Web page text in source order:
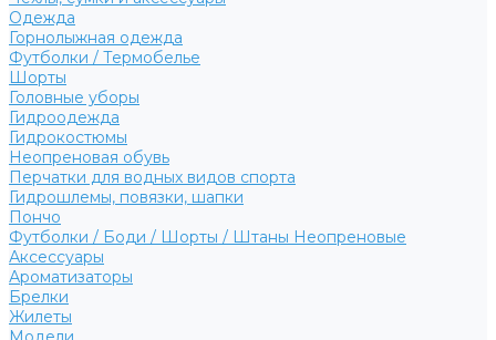
Одежда
Горнолыжная одежда
Футболки / Термобелье
Шорты
Головные уборы
Гидроодежда
Гидрокостюмы
Неопреновая обувь
Перчатки для водных видов спорта
Гидрошлемы, повязки, шапки
Пончо
Футболки / Боди / Шорты / Штаны Неопреновые
Аксессуары
Ароматизаторы
Брелки
Жилеты